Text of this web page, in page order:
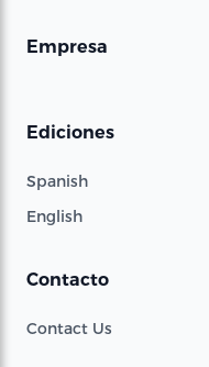
Empresa
Ediciones
Spanish
English
Contacto
Contact Us